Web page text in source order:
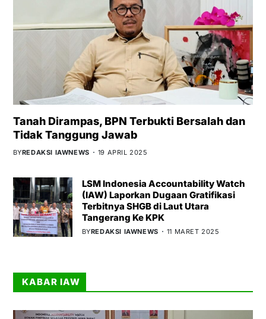
Tanah Dirampas, BPN Terbukti Bersalah dan
Tidak Tanggung Jawab
BYREDAKSI IAWNEWS 19 APRIL 2025
LSM Indonesia Accountability Watch
(IAW) Laporkan Dugaan Gratifikasi
Terbitnya SHGB di Laut Utara
Tangerang Ke KPK
BYREDAKSI IAWNEWS 11 MARET 2025
KABAR IAW